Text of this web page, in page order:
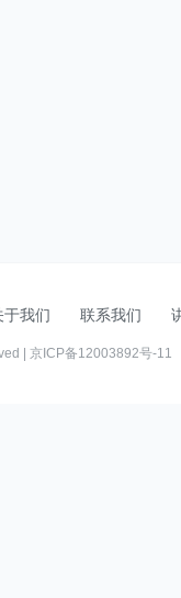
于我们 联系我们
| 京ICP备12003892号-11